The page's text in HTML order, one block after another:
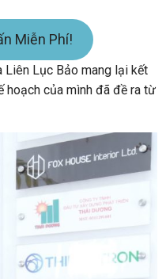
Miễn Phí!
Liên Lục Bảo mang lại kết
hoạch của mình đã đề ra từ